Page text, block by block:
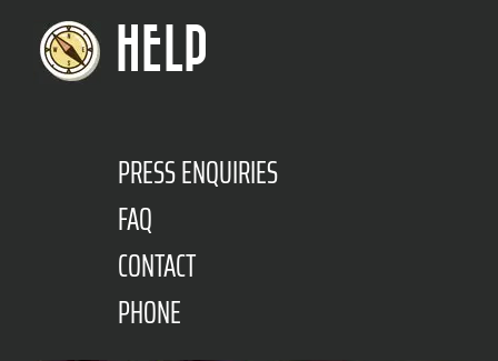
HELP
PRESS ENQUIRIES
FAQ
CONTACT
PHONE